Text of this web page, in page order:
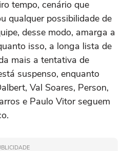
tempo, cenário que
qualquer possibilidade de
desse modo, amarga a
isso, a longa lista de
mais a tentativa de
suspenso, enquanto
Val Soares, Person,
e Paulo Vitor seguem